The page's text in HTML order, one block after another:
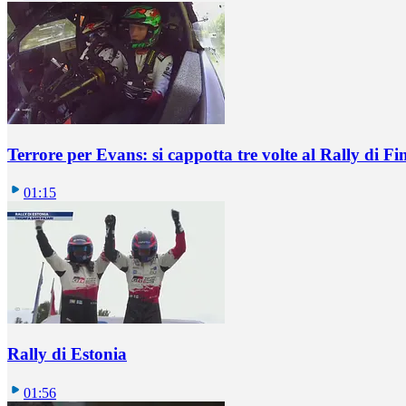
Terrore per Evans: si cappotta tre volte al Rally di
01:15
Rally di Estonia
01:56